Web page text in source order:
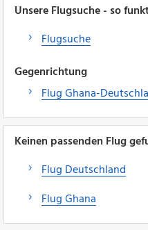
Unsere Flugsuche - so
Flugsuche
Gegenrichtung
Flug Ghana-
Keinen passenden Flug
Flug Deutschland
Flug Ghana